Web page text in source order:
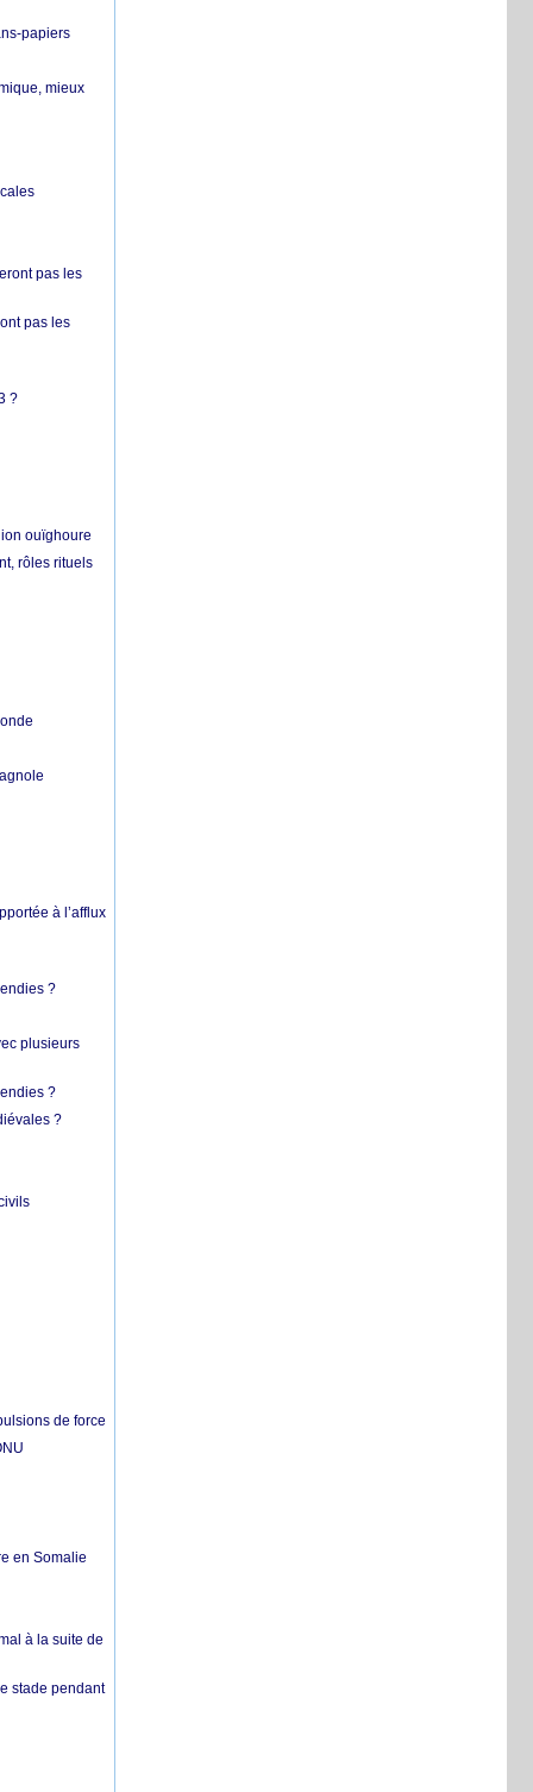
papiers
mieux
pas les
pas les
?
ouïghoure
rôles rituels
à l’afflux
?
plusieurs
?
?
de force
en Somalie
à la suite de
stade pendant